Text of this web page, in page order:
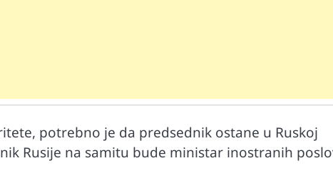
potrebno je da predsednik ostane u Ruskoj
Rusije na samitu bude ministar inostranih
prirodne
Međunarodni dan voća – Jedite prirodne
poslastice, ali umereno!